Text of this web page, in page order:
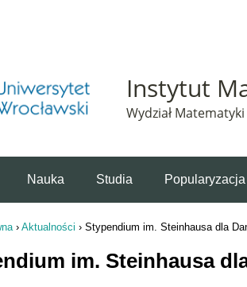
Instytut
Wydział
Nauka Studia Popularyzacja
› Aktualności › Stypendium im. Steinhausa dla
im. Steinhausa